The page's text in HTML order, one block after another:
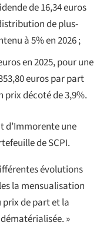
de 16,34 euros
de plus-
à 5% en 2026 ;
en 2025, pour une
euros par part
prix décoté de 3,9%.
une
de SCPI.
évolutions
la mensualisation
de part et la
»